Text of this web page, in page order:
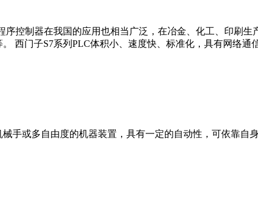
序控制器在我国的应用也相当广泛，在冶金、化工、印刷
。 西门子S7系列PLC体积小、速度快、标准化，具有网络通
手或多自由度的机器装置，具有一定的自动性，可依靠